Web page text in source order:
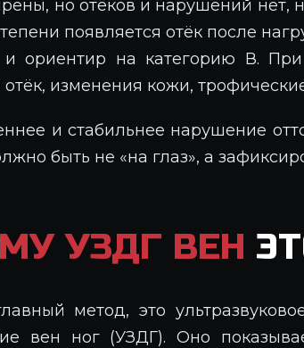
но отёков и нарушений нет,
появляется отёк после
ориентир на категорию В.
изменения кожи,
и стабильнее нарушение
быть не «на глаз», а
УЗДГ ВЕН
метод, это
вен ног (УЗДГ). Оно